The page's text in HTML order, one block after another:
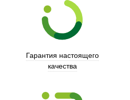
Гарантия настоящего
качества